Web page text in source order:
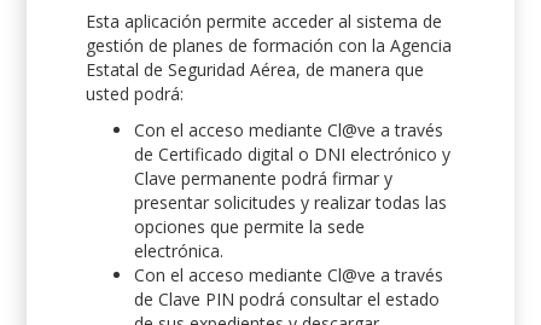
Esta aplicación permite acceder al sistema de
gestión de planes de formación con la Agencia
Estatal de Seguridad Aérea, de manera que
usted podrá:
Con el acceso mediante Cl@ve a través
de Certificado digital o DNI electrónico y
Clave permanente podrá firmar y
presentar solicitudes y realizar todas las
opciones que permite la sede
electrónica.
Con el acceso mediante Cl@ve a través
de Clave PIN podrá consultar el estado